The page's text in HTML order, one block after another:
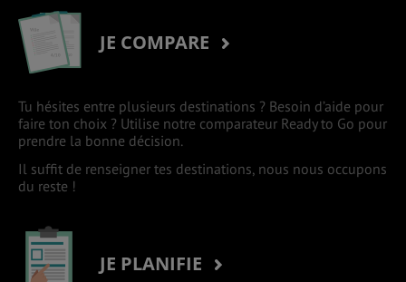
JE COMPARE
Tu hésites entre plusieurs destinations ? Besoin d’aide pour
faire ton choix ? Utilise notre comparateur Ready to Go pour
prendre la bonne décision.
Il suffit de renseigner tes destinations, nous nous occupons
du reste !
JE PLANIFIE